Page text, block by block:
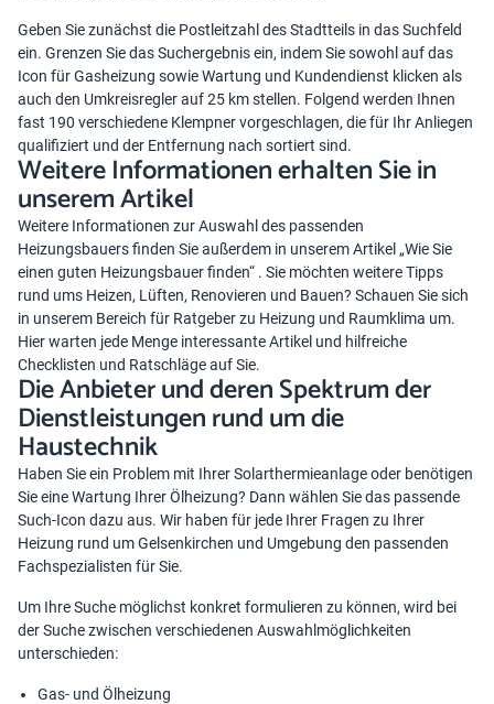
Geben Sie zunächst die Postleitzahl des Stadtteils in das Suchfeld
ein. Grenzen Sie das Suchergebnis ein, indem Sie sowohl auf das
Icon für Gasheizung sowie Wartung und Kundendienst klicken als
auch den Umkreisregler auf 25 km stellen. Folgend werden Ihnen
fast 190 verschiedene Klempner vorgeschlagen, die für Ihr Anliegen
qualifiziert und der Entfernung nach sortiert sind.
Weitere Informationen erhalten Sie in
unserem Artikel
Weitere Informationen zur Auswahl des passenden
Heizungsbauers finden Sie außerdem in unserem Artikel „Wie Sie
einen guten Heizungsbauer finden“ . Sie möchten weitere Tipps
rund ums Heizen, Lüften, Renovieren und Bauen? Schauen Sie sich
in unserem Bereich für Ratgeber zu Heizung und Raumklima um.
Hier warten jede Menge interessante Artikel und hilfreiche
Checklisten und Ratschläge auf Sie.
Die Anbieter und deren Spektrum der
Dienstleistungen rund um die
Haustechnik
Haben Sie ein Problem mit Ihrer Solarthermieanlage oder benötigen
Sie eine Wartung Ihrer Ölheizung? Dann wählen Sie das passende
Such-Icon dazu aus. Wir haben für jede Ihrer Fragen zu Ihrer
Heizung rund um Gelsenkirchen und Umgebung den passenden
Fachspezialisten für Sie.
Um Ihre Suche möglichst konkret formulieren zu können, wird bei
der Suche zwischen verschiedenen Auswahlmöglichkeiten
unterschieden:
Gas- und Ölheizung